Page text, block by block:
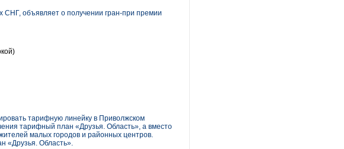
объявляет о получении гран-при премии
тарифную линейку в Приволжском
тарифный план «Друзья. Область», а вместо
малых городов и районных центров.
«Друзья. Область».